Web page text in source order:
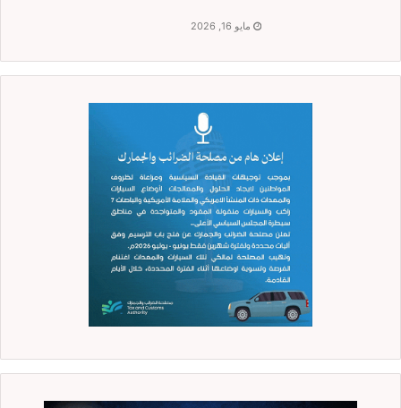
مايو 16, 2026